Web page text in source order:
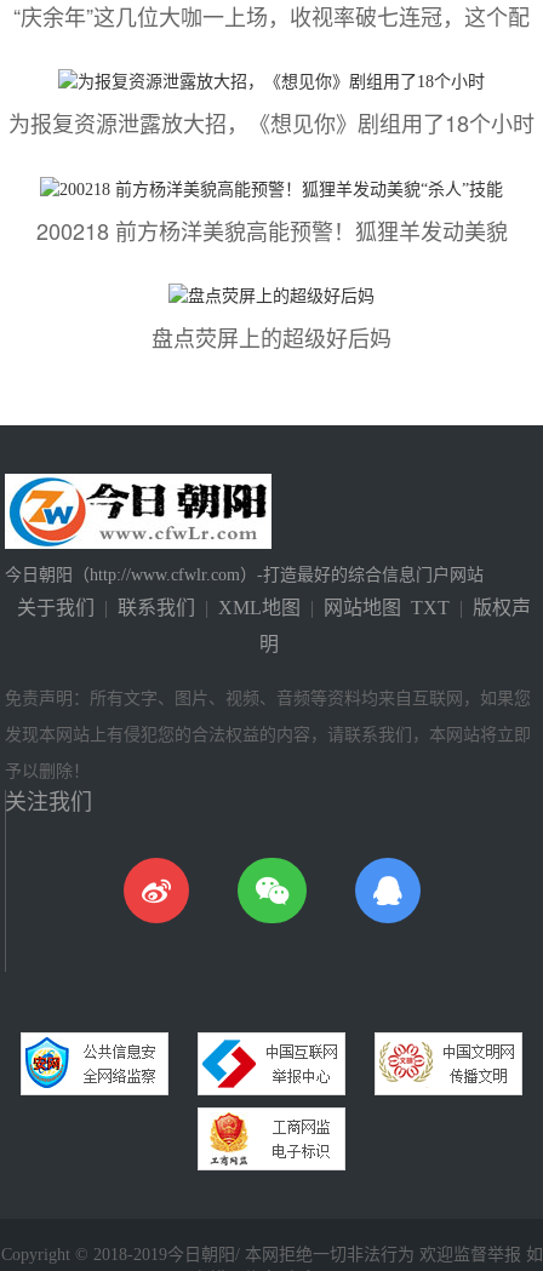
“庆余年”这几位大咖一上场，收视率破七连冠，这个配
为报复资源泄露放大招，《想见你》剧组用了18个小时
200218 前方杨洋美貌高能预警！狐狸羊发动美貌
盘点荧屏上的超级好后妈
今日朝阳（http://www.cfwlr.com）-打造最好的综合信息门户网站
关于我们 | 联系我们 | XML地图 | 网站地图 TXT | 版权声
明
免责声明：所有文字、图片、视频、音频等资料均来自互联网，如果您
发现本网站上有侵犯您的合法权益的内容，请联系我们，本网站将立即
予以删除！
关注我们
Copyright © 2018-2019今日朝阳/ 本网拒绝一切非法行为 欢迎监督举报 如